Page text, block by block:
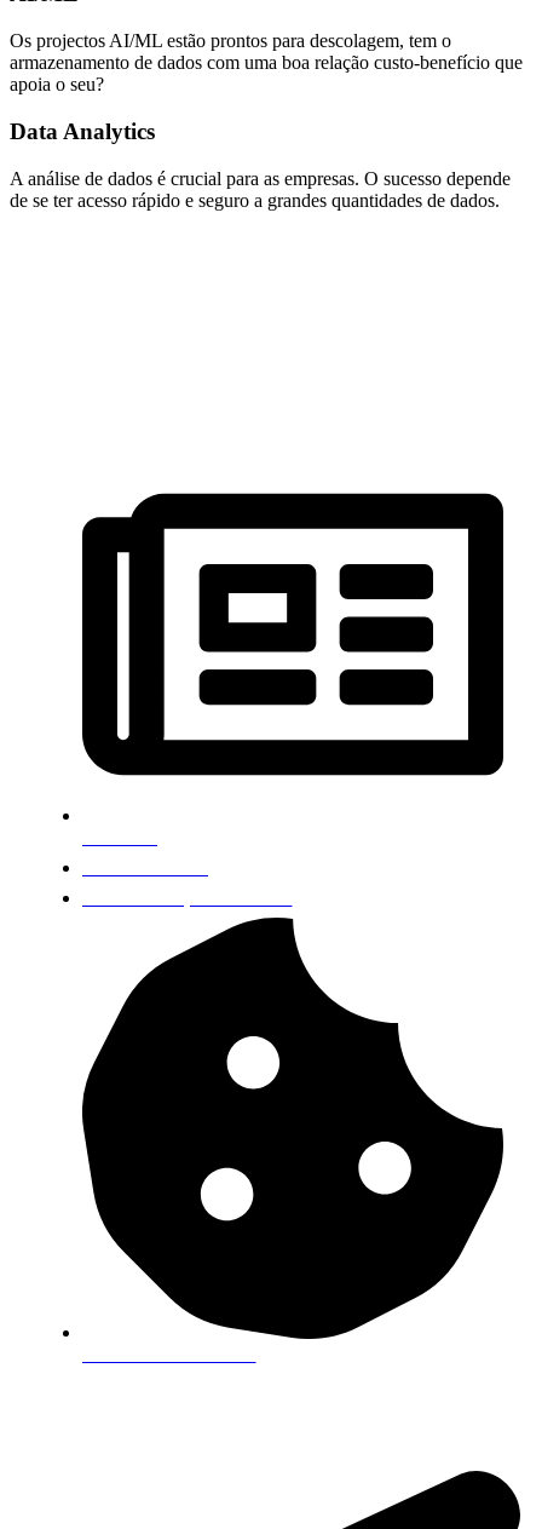
Os projectos AI/ML estão prontos para descolagem, tem o
armazenamento de dados com uma boa relação custo-benefício que
apoia o seu?
Data Analytics
A análise de dados é crucial para as empresas. O sucesso depende
de se ter acesso rápido e seguro a grandes quantidades de dados.